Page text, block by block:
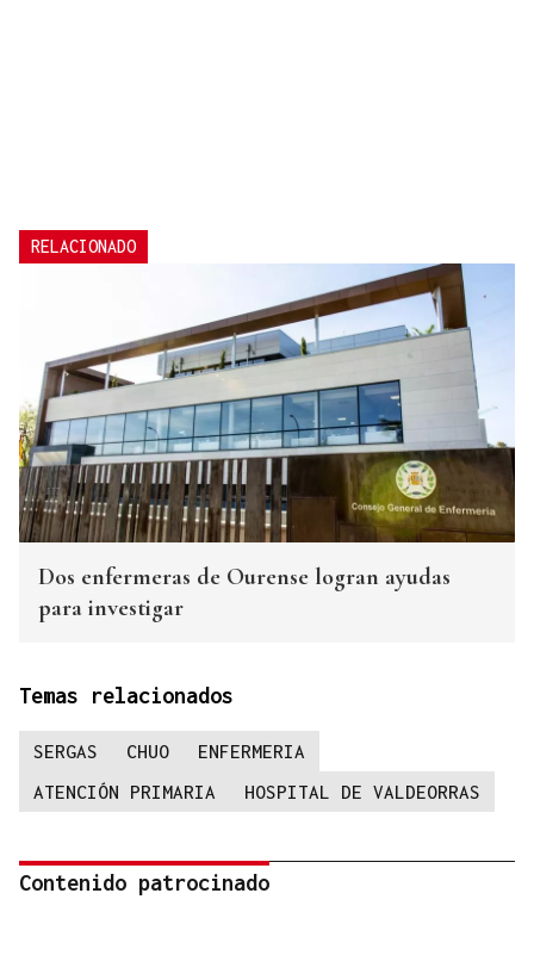
RELACIONADO
Dos enfermeras de Ourense logran ayudas
para investigar
Temas relacionados
SERGAS CHUO
ENFERMERIA
ATENCIÓN PRIMARIA
HOSPITAL DE VALDEORRAS
Contenido patrocinado